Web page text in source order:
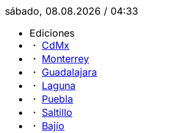
sábado, 08.08.2026 / 04:33
Ediciones
CdMx
Monterrey
Guadalajara
Laguna
Puebla
Saltillo
Bajío